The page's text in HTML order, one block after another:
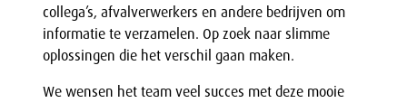
collega’s, afvalverwerkers en andere bedrijven om
informatie te verzamelen. Op zoek naar slimme
oplossingen die het verschil gaan maken.
We wensen het team veel succes met deze mooie